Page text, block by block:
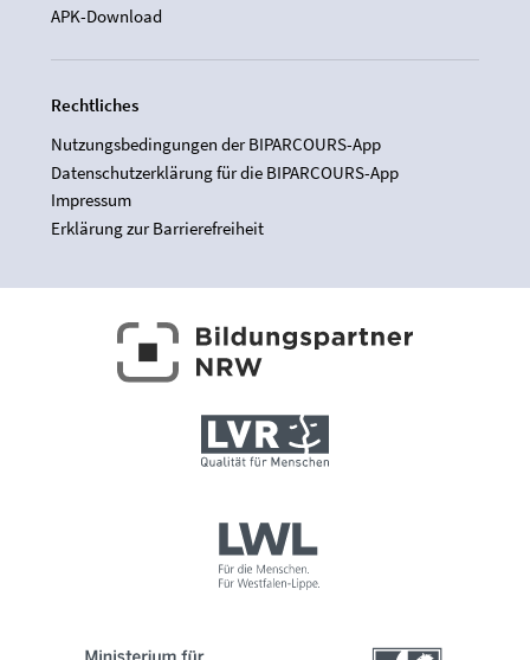
APK-Download
Rechtliches
Nutzungsbedingungen der BIPARCOURS-App
Datenschutzerklärung für die BIPARCOURS-App
Impressum
Erklärung zur Barrierefreiheit